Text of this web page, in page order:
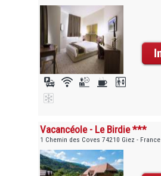
Vacancéole - Le Birdie ***
1 Chemin des Coves 74210 Giez - France